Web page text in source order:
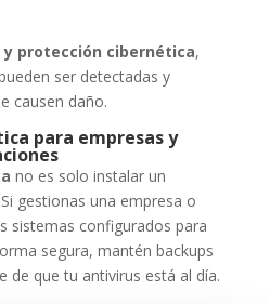
protección cibernética,
ser detectadas y
causen daño.
para empresas y
no es solo instalar un
gestionas una empresa o
sistemas configurados para
segura, mantén backups
de que tu antivirus está al día.